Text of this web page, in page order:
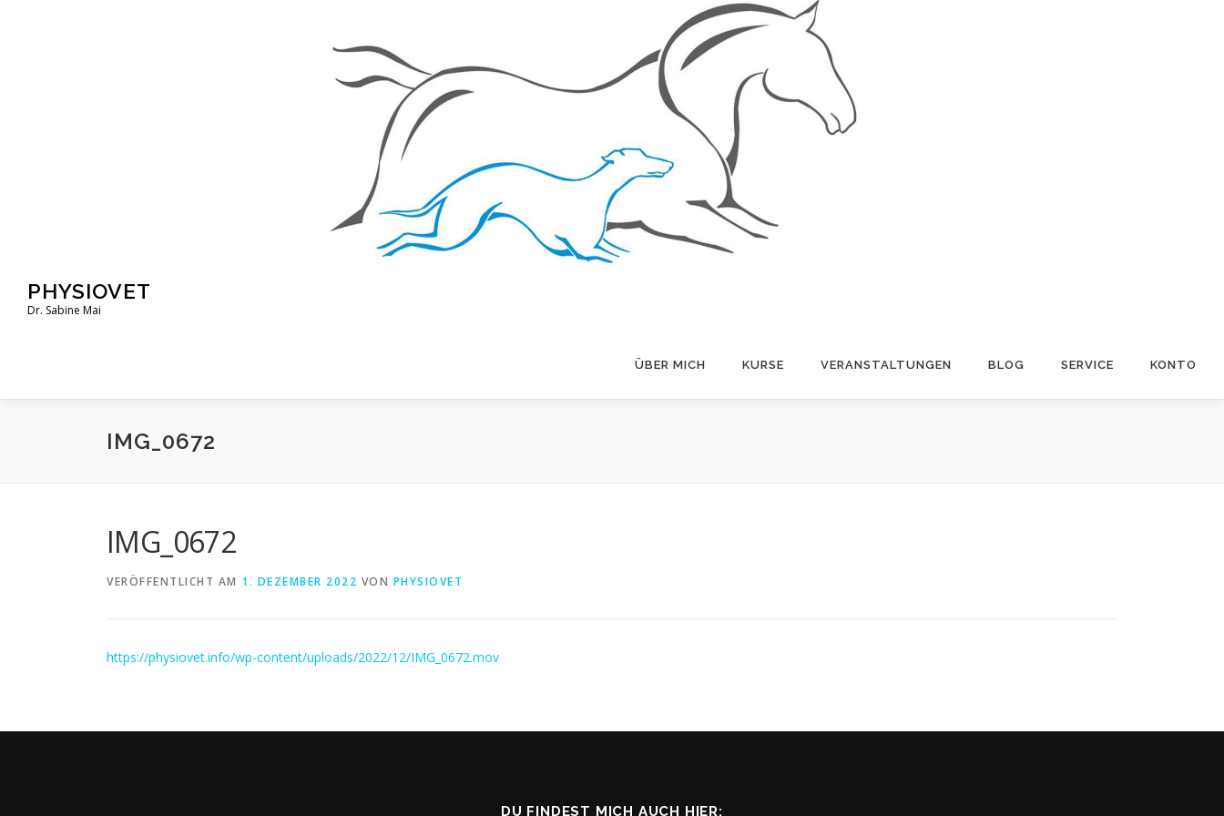
PHYSIOVET
Dr. Sabine Mai
ÜBER MICH KURSE VERANSTALTUNGEN BLOG SERVICE KONTO
IMG_0672
IMG_0672
VERÖFFENTLICHT AM 1. DEZEMBER 2022 VON PHYSIOVET
https://physiovet.info/wp-content/uploads/2022/12/IMG_0672.mov
DU FINDEST MICH AUCH HIER: